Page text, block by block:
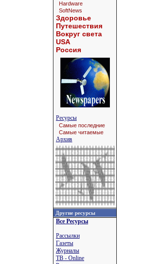
Hardware
SoftNews
Здоровье
Путешествия
Вокруг света
USA
Россия
Ресурсы
Самые последние
Самые читаемые
Архив
Другие ресурсы
Все Ресурсы
Рассылки
Газеты
Журналы
ТВ - Online